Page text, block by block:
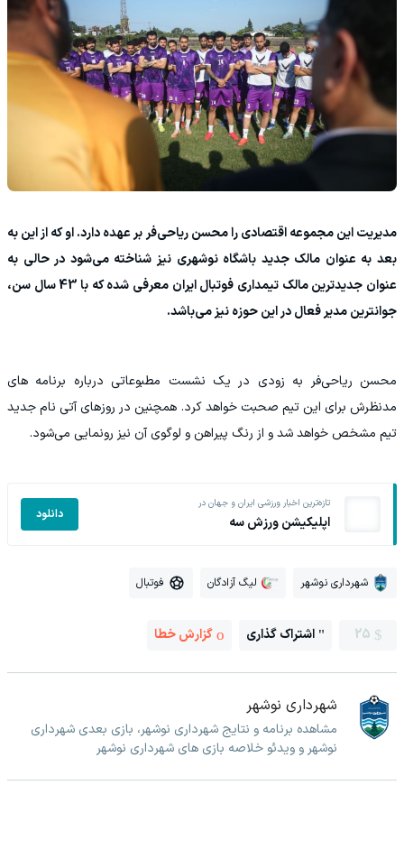
مدیریت این مجموعه اقتصادی را محسن ریاحی‌فر بر عهده دارد. او که از این به
بعد به عنوان مالک جدید باشگاه نوشهری نیز شناخته می‌شود در حالی به
عنوان جدیدترین مالک تیمداری فوتبال ایران معرفی شده که با 43 سال سن،
جوانترین مدیر فعال در این حوزه نیز می‌باشد.
محسن ریاحی‌فر به زودی در یک نشست مطبوعاتی درباره برنامه های
مدنظرش برای این تیم صحبت خواهد کرد. همچنین در روزهای آتی نام جدید
تیم مشخص خواهد شد و از رنگ پیراهن و لوگوی آن نیز رونمایی می‌شود.
تازه‌ترین اخبار ورزشی ایران و جهان در
اپلیکیشن ورزش سه دانلود
شهرداری نوشهر لیگ آزادگان فوتبال
25 اشتراک گذاری گزارش خطا
شهرداری نوشهر
مشاهده برنامه و نتایج شهرداری نوشهر، بازی بعدی شهرداری
نوشهر و ویدئو خلاصه بازی های شهرداری نوشهر